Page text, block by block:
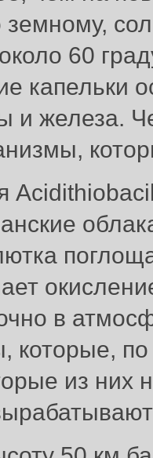
60
капельки
и железа.
в
которые,
из них